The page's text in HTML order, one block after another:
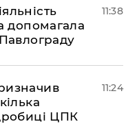
допомагала
11:38
ЦПК
11:24